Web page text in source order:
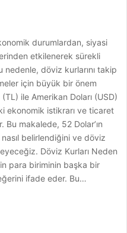
durumlardan, siyasi
etkilenerek sürekli
döviz kurlarını takip
için büyük bir önem
ile Amerikan Doları (USD)
ekonomik istikrarı ve ticaret
makalede, 52 Dolar’ın
belirlendiğini ve döviz
Döviz Kurları Neden
para biriminin başka bir
ifade eder. Bu…